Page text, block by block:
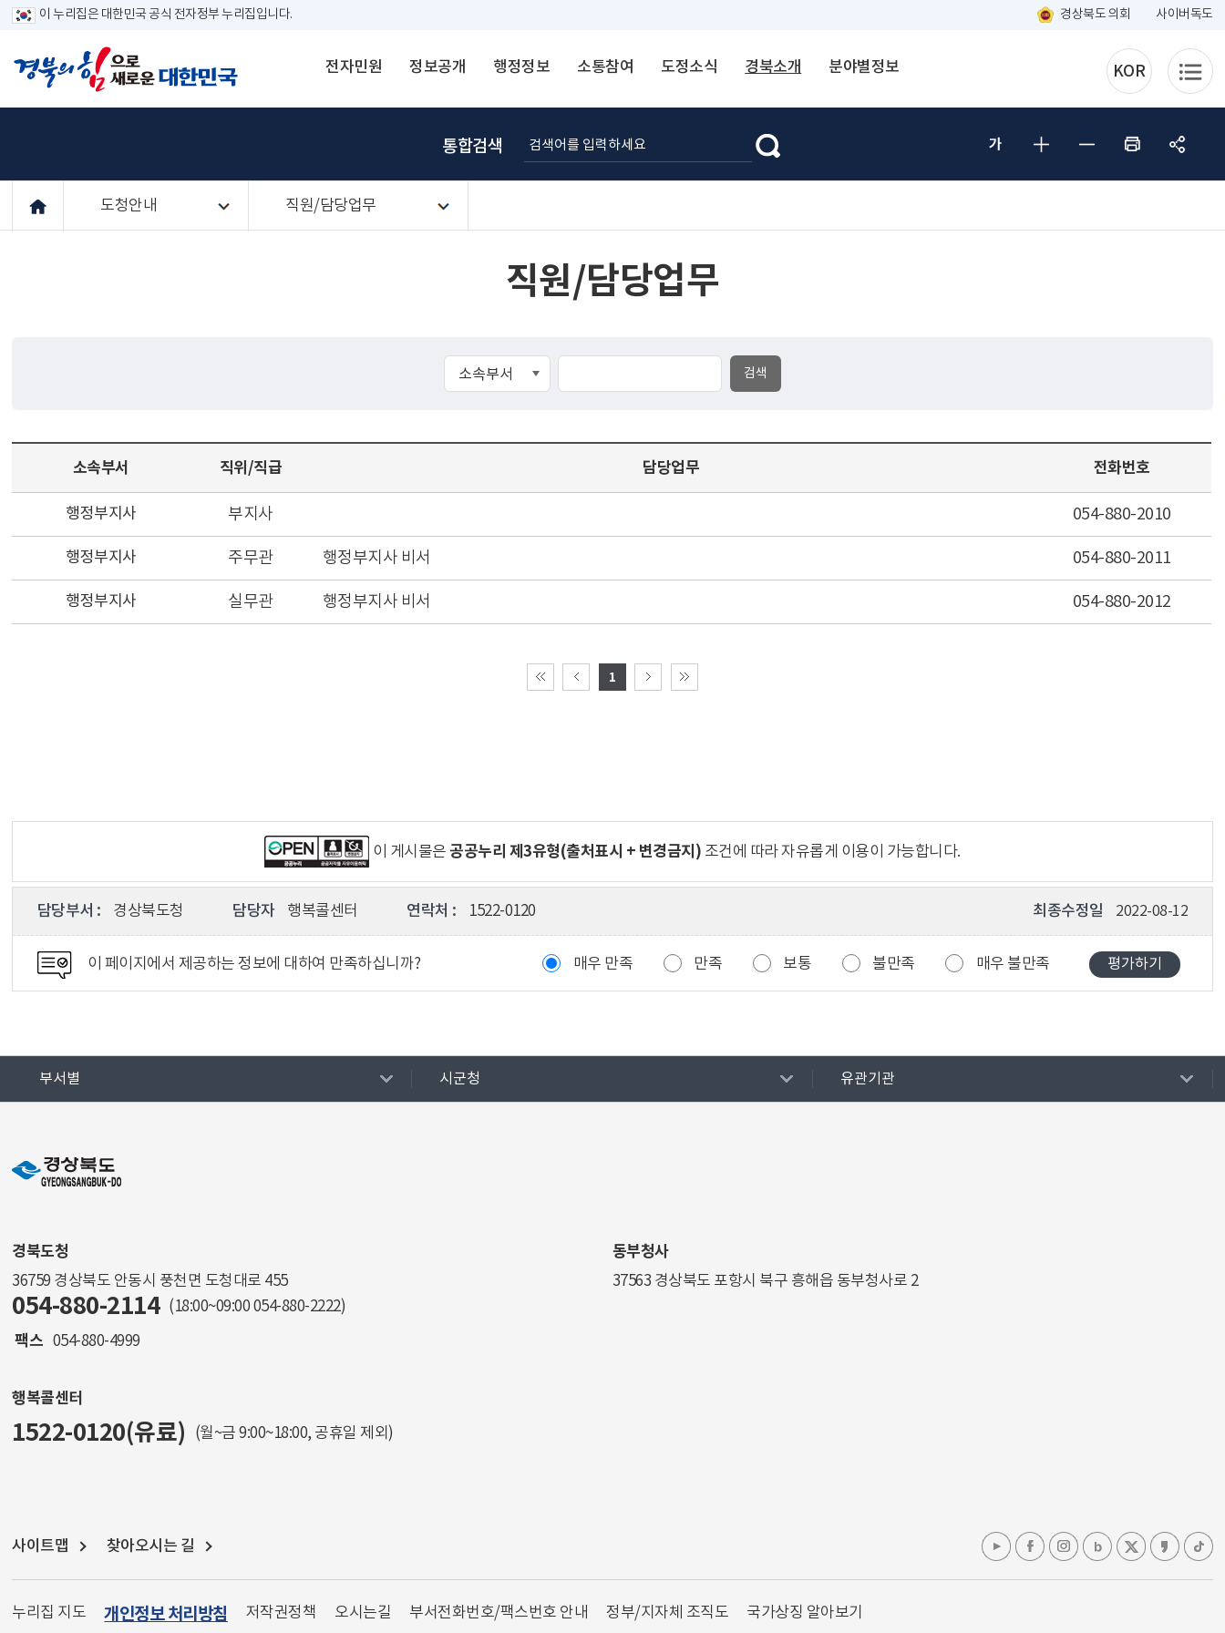
이 누리집은 대한민국 공식 전자정부 누리집입니다. 경상북도 의회 사이버독도
전자민원 정보공개 행정정보 소통참여 도정소식 경북소개 분야별정보 KOR
통합검색
도청안내 직원/담당업무
직원/담당업무
소속부서 직위/직급 담당업무 전화번호
행정부지사 부지사 054-880-2010
행정부지사 주무관 행정부지사 비서 054-880-2011
행정부지사 실무관 행정부지사 비서 054-880-2012
1
이 게시물은 공공누리 제3유형(출처표시 + 변경금지) 조건에 따라 자유롭게 이용이 가능합니다.
담당부서 : 경상북도청 담당자 행복콜센터 연락처 : 1522-0120 최종수정일 2022-08-12
이 페이지에서 제공하는 정보에 대하여 만족하십니까? 매우 만족 만족 보통 불만족 매우 불만족
부서별 시군청 유관기관
경북도청
36759 경상북도 안동시 풍천면 도청대로 455
054-880-2114 (18:00~09:00 054-880-2222)
팩스 054-880-4999
동부청사
37563 경상북도 포항시 북구 흥해읍 동부청사로 2
행복콜센터
1522-0120(유료) (월~금 9:00~18:00, 공휴일 제외)
사이트맵 찾아오시는 길
누리집 지도 개인정보 처리방침 저작권정책 오시는길 부서전화번호/팩스번호 안내 정부/지자체 조직도 국가상징 알아보기